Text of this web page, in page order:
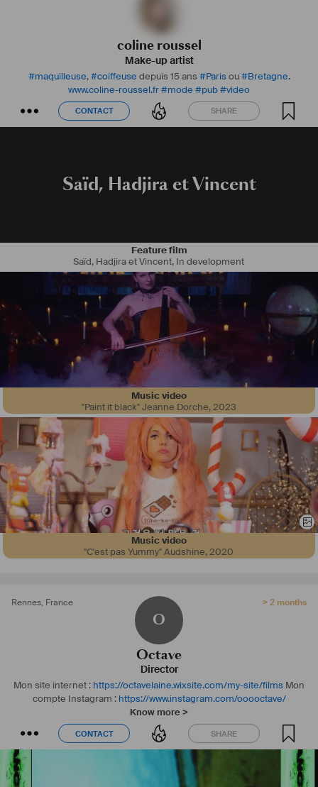
coline roussel
Make-up artist
#maquilleuse,#coiffeuse depuis 15 ans #Parisou#Bretagne.
www.coline-roussel.fr#mode #pub#video
CONTACT SHARE
CONTACT SHARE
Saïd, Hadjira et Vincent
Feature film
Saïd, Hadjira et Vincent, In development
Music video
"Paint it black" Jeanne Dorche,2023
Music video
"C'est pas Yummy" Audshine,2020
Rennes, France
O
> 2 months
Octave
Director
Mon site internet : https://octavelaine.wixsite.com/my-site/films Mon
compte Instagram : https://www.instagram.com/ooooctave/
Know more >
Actuellement à la fin de mon cursus à l'Esra Bretagne .
École dans laquelle j'ai pu travailler sur de nombreux projets
amateurs .
Depuis plus d'un an j'ai pu me lancer dans la réalisation de clips sur
lesquels je fais à peu près tout seul (réalisation, cadrage, montage,
étalonnage).
J'ai aussi fait de la photographie et de la captation d'évènements l'on
peut retrouver tout cela sur mon site internet et mon compte
Instagram .
CONTACT SHARE
CONTACT SHARE